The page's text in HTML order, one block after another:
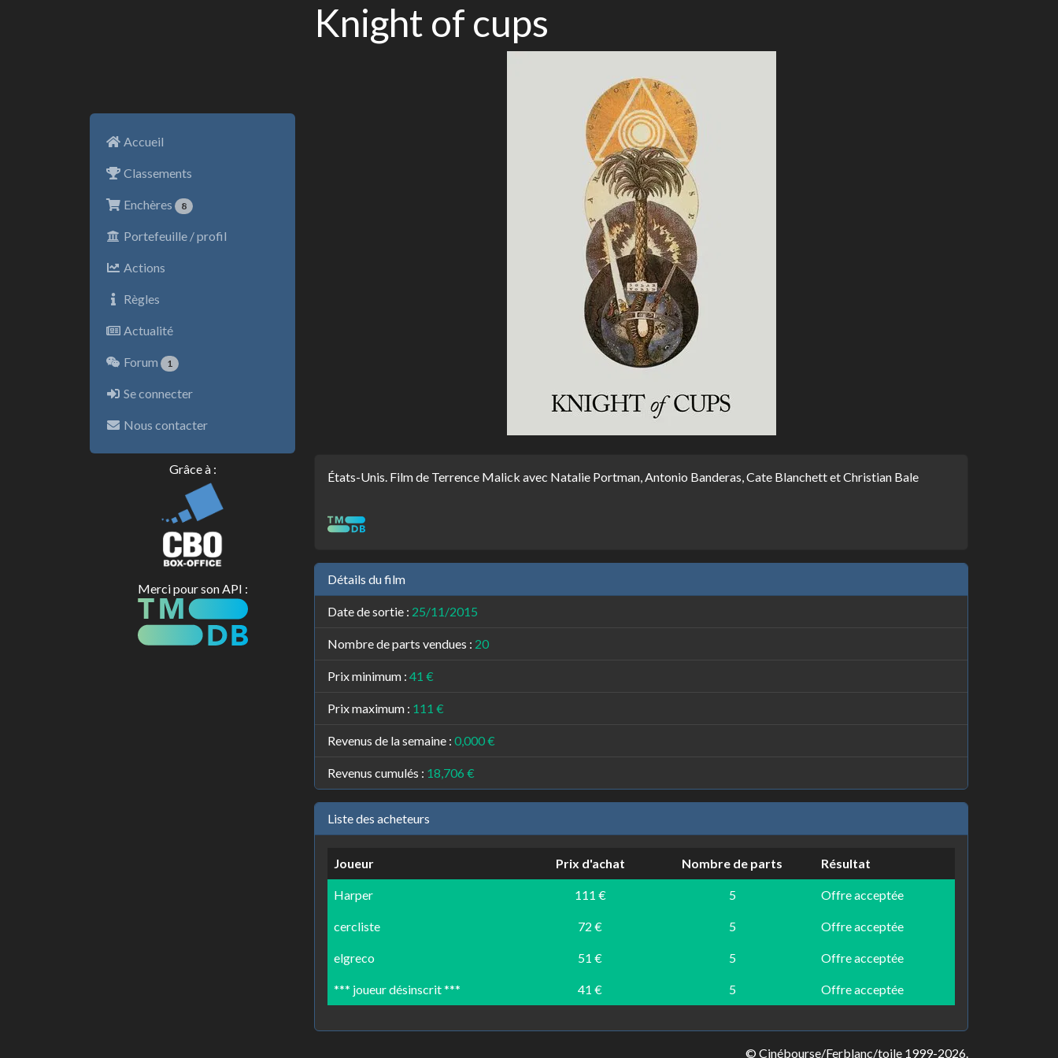
Accueil
Classements
Enchères 8
Portefeuille / profil
Actions
Règles
Actualité
Forum 1
Se connecter
Nous contacter
Grâce à :
Merci pour son API :
Knight of cups
États-Unis. Film de Terrence Malick avec Natalie Portman, Antonio Banderas, Cate Blanchett et Christian Bale
Détails du film
Date de sortie : 25/11/2015
Nombre de parts vendues : 20
Prix minimum : 41 €
Prix maximum : 111 €
Revenus de la semaine : 0,000 €
Revenus cumulés : 18,706 €
Liste des acheteurs
Joueur Prix d'achat Nombre de parts Résultat
Harper 111 € 5 Offre acceptée
cercliste 72 € 5 Offre acceptée
elgreco 51 € 5 Offre acceptée
*** joueur désinscrit *** 41 € 5 Offre acceptée
© Cinébourse/Ferblanc/toile 1999-2026.